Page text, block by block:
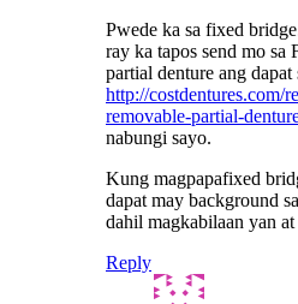
Pwede ka sa fixed
ray ka tapos send mo
partial denture ang dapat
http://costdentures.com/
removable-partial-
nabungi sayo.
Kung magpapafixed
dapat may background
dahil magkabilaan yan at
Reply